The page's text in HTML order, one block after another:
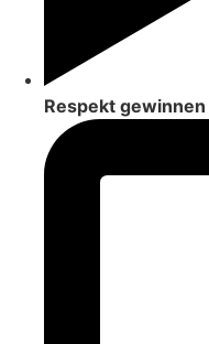
Respekt gewinnen